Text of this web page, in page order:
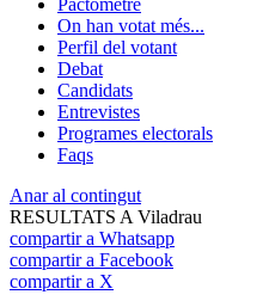
On han votat més...
Perfil del votant
Debat
Candidats
Entrevistes
Programes electorals
Faqs
Anar al contingut
RESULTATS A Viladrau
compartir a Whatsapp
compartir a Facebook
compartir a X